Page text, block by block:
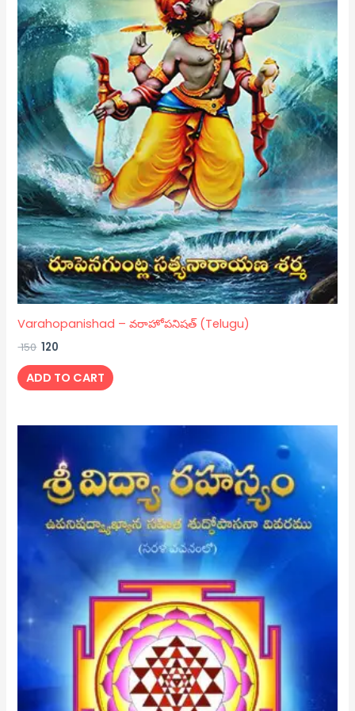
Varahopanishad – వరాహోపనిషత్ (Telugu)
150 120
ADD TO CART